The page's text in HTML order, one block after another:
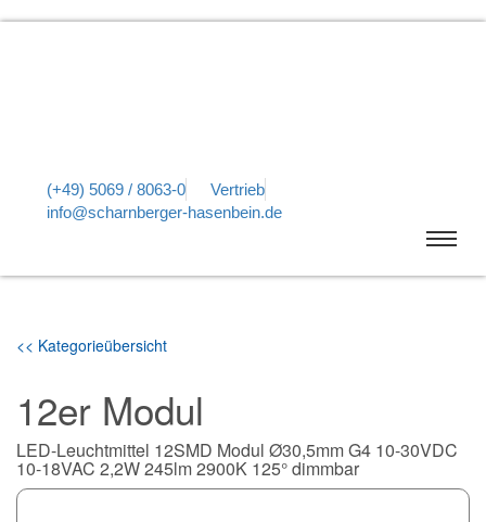
(+49) 5069 / 8063-0
Vertrieb
info@scharnberger-hasenbein.de
<< Kategorieübersicht
12er Modul
LED-Leuchtmittel 12SMD Modul Ø30,5mm G4 10-30VDC
10-18VAC 2,2W 245lm 2900K 125° dimmbar